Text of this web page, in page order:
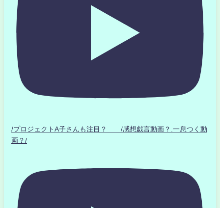
/プロジェクトA子さんも注目？ /感想戯言動画？.一息つく動
画？/